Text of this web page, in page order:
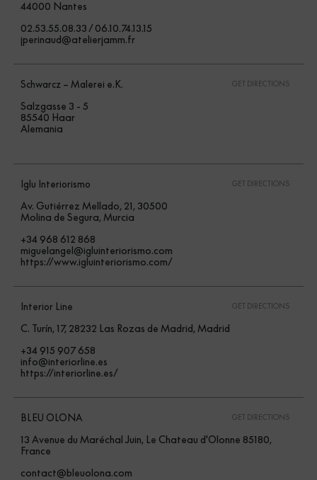
44000 Nantes
02.53.55.08.33 / 06.10.74.13.15
jperinaud@atelierjamm.fr
Schwarcz – Malerei e.K. GET DIRECTIONS
Salzgasse 3 - 5
85540 Haar
Alemania
Iglu Interiorismo GET DIRECTIONS
Av. Gutiérrez Mellado, 21, 30500
Molina de Segura, Murcia
+34 968 612 868
miguelangel@igluinteriorismo.com
https://www.igluinteriorismo.com/
Interior Line GET DIRECTIONS
C. Turín, 17, 28232 Las Rozas de Madrid, Madrid
+34 915 907 658
info@interiorline.es
https://interiorline.es/
BLEU OLONA GET DIRECTIONS
13 Avenue du Maréchal Juin, Le Chateau d'Olonne 85180,
France
contact@bleuolona.com